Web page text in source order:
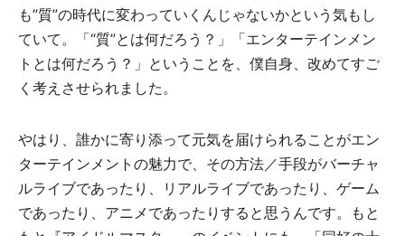
も”質”の時代に変わっていくんじゃないかという気もし
ていて。「“質”とは何だろう？」「エンターテインメン
トとは何だろう？」ということを、僕自身、改めてすご
く考えさせられました。
やはり、誰かに寄り添って元気を届けられることがエン
ターテインメントの魅力で、その方法／手段がバーチャ
ルライブであったり、リアルライブであったり、ゲーム
であったり、アニメであったりすると思うんです。もと